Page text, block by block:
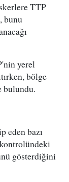
TTP
bunu
yerel
bölge
bulundu.
eden bazı
gösterdiğini